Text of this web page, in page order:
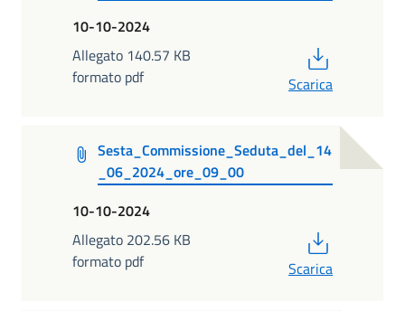
10-10-2024
Allegato 140.57 KB
formato pdf
Scarica
Sesta_Commissione_Seduta_del_14
_06_2024_ore_09_00
10-10-2024
Allegato 202.56 KB
formato pdf
Scarica